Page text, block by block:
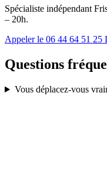
Spécialiste indépendant
– 20h.
Appeler le 06 44 64 51 25
Questions
Vous déplacez-vous